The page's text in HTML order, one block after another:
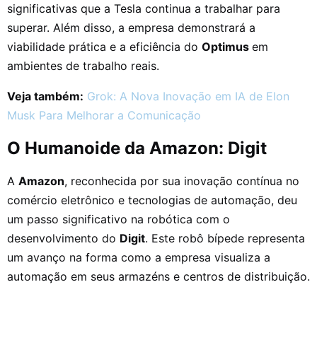
significativas que a Tesla continua a trabalhar para
superar. Além disso, a empresa demonstrará a
viabilidade prática e a eficiência do Optimus em
ambientes de trabalho reais.
Veja também: Grok: A Nova Inovação em IA de Elon
Musk Para Melhorar a Comunicação
O Humanoide da Amazon: Digit
A Amazon, reconhecida por sua inovação contínua no
comércio eletrônico e tecnologias de automação, deu
um passo significativo na robótica com o
desenvolvimento do Digit. Este robô bípede representa
um avanço na forma como a empresa visualiza a
automação em seus armazéns e centros de distribuição.